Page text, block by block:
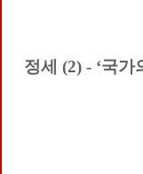
정세 (2) - ‘국